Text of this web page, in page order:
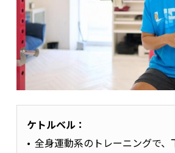
ケトルベル：
全身運動系のトレーニングで、